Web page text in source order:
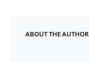
ABOUT THE AUTHOR